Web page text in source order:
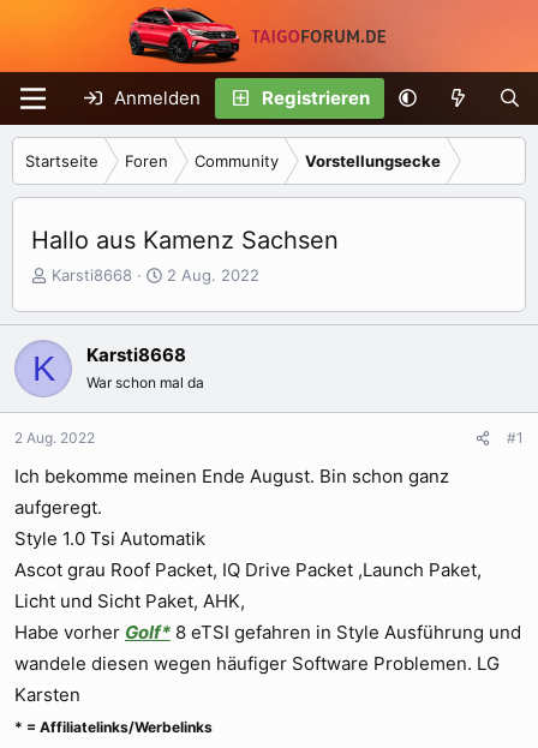
Anmelden Registrieren
Startseite Foren Community Vorstellungsecke
Hallo aus Kamenz Sachsen
E
t
e
l
e
Karsti8668
E
e
l
l
m
2 Aug. 2022
K Karsti8668
War schon mal da
2 Aug. 2022 #1
Ich bekomme meinen Ende August. Bin schon ganz
aufgeregt.
Style 1.0 Tsi Automatik
Ascot grau Roof Packet, IQ Drive Packet ,Launch Paket,
Licht und Sicht Paket, AHK,
Habe vorher Golf* 8 eTSI gefahren in Style Ausführung und
wandele diesen wegen häufiger Software Problemen. LG
Karsten
* = Affiliatelinks/Werbelinks